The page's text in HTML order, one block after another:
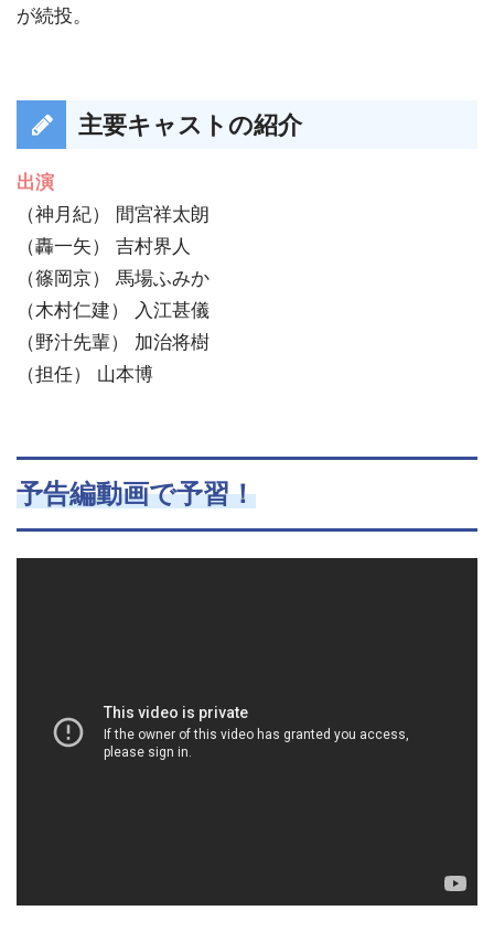
が続投。
主要キャストの紹介
出演
（神月紀） 間宮祥太朗
（轟一矢） 吉村界人
（篠岡京） 馬場ふみか
（木村仁建） 入江甚儀
（野汁先輩） 加治将樹
（担任） 山本博
予告編動画で予習！